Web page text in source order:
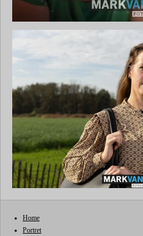
Home
Portret